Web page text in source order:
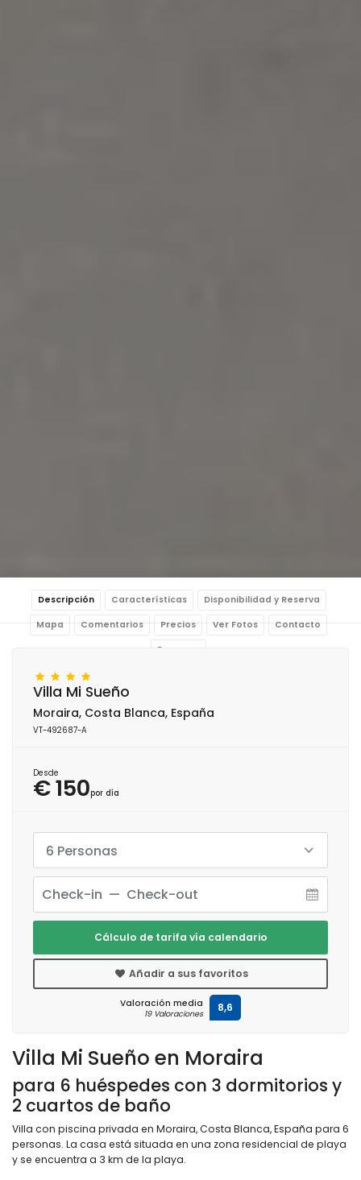
Descripción Características Disponibilidad y Reserva
Mapa Comentarios Precios Ver Fotos Contacto
Reservar
Villa Mi Sueño en Moraira
para 6 huéspedes con 3 dormitorios y
2 cuartos de baño
Villa con piscina privada en Moraira, Costa Blanca, España para 6
personas. La casa está situada en una zona residencial de playa
y se encuentra a 3 km de la playa.
Villa Mi Sueño
Moraira, Costa Blanca, España
VT-492687-A
Desde
€ 150por día
6 Personas
Cálculo de tarifa vía calendario
Añadir a sus favoritos
Valoración media
19 Valoraciones 8,6